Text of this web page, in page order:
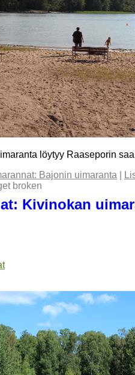
löytyy Raaseporin
Bajonin uimaranta
broken
Kivinokan